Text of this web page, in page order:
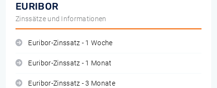
EURIBOR
Zinssätze und Informationen
Euribor-Zinssatz - 1 Woche
Euribor-Zinssatz - 1 Monat
Euribor-Zinssatz - 3 Monate